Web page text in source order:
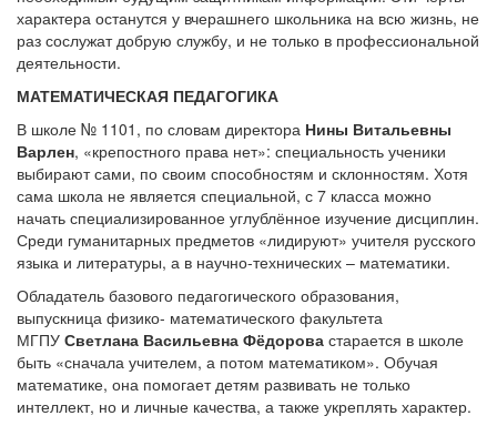
характера останутся у вчерашнего школьника на всю жизнь, не
раз сослужат добрую службу, и не только в профессиональной
деятельности.
МАТЕМАТИЧЕСКАЯ ПЕДАГОГИКА
В школе № 1101, по словам директора Нины Витальевны
Варлен, «крепостного права нет»: специальность ученики
выбирают сами, по своим способностям и склонностям. Хотя
сама школа не является специальной, с 7 класса можно
начать специализированное углублённое изучение дисциплин.
Среди гуманитарных предметов «лидируют» учителя русского
языка и литературы, а в научно-технических – математики.
Обладатель базового педагогического образования,
выпускница физико- математического факультета
МГПУ Светлана Васильевна Фёдорова старается в школе
быть «сначала учителем, а потом математиком». Обучая
математике, она помогает детям развивать не только
интеллект, но и личные качества, а также укреплять характер.